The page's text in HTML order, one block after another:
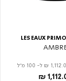
LES EAUX
₪ ל- 100 מ"ל
₪